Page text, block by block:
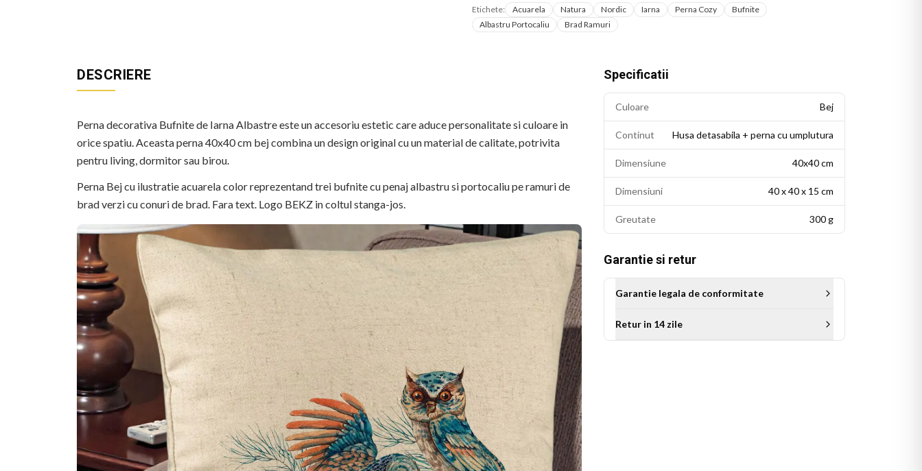
Etichete: Acuarela Natura Nordic Iarna Perna Cozy
Bufnite
Albastru Portocaliu
Brad Ramuri
DESCRIERE
Perna decorativa Bufnite de Iarna Albastre este un accesoriu estetic care aduce personalitate si culoare in
orice spatiu. Aceasta perna 40x40 cm bej combina un design original cu un material de calitate, potrivita
pentru living, dormitor sau birou.
Perna Bej cu ilustratie acuarela color reprezentand trei bufnite cu penaj albastru si portocaliu pe ramuri de
brad verzi cu conuri de brad. Fara text. Logo BEKZ in coltul stanga-jos.
Specificatii
Culoare Bej
Continut Husa detasabila + perna cu umplutura
Dimensiune 40x40 cm
Dimensiuni 40 x 40 x 15 cm
Greutate 300 g
Garantie si retur
Garantie legala de conformitate
Retur in 14 zile